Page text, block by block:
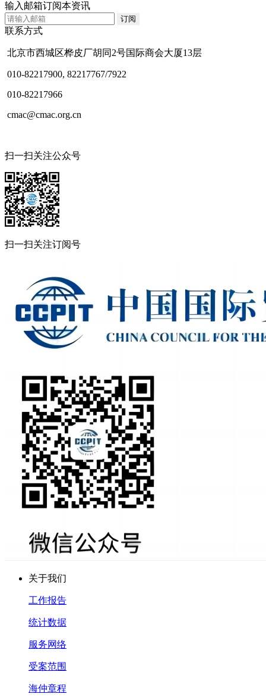
输入邮箱订阅本资讯
联系方式
北京市西城区桦皮厂胡同2号国际商会大厦13层
010-82217900, 82217767/7922
010-82217966
cmac@cmac.org.cn
扫一扫关注公众号
扫一扫关注订阅号
关于我们
工作报告
统计数据
服务网络
受案范围
海仲章程